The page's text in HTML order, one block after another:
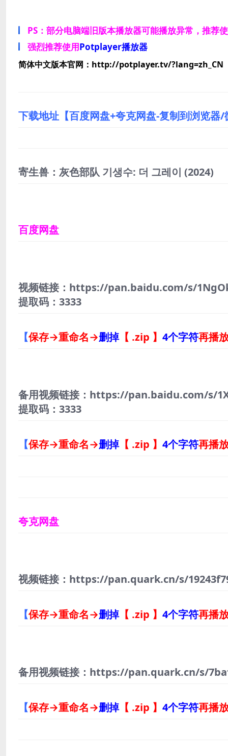
PS：部分电脑端旧版本播放器可能播放异常，推荐
强烈推荐使用Potplayer播放器
简体中文版本官网：http://potplayer.tv/?lang=zh_CN
下载地址【百度网盘+夸克网盘-复制到浏览器
寄生兽：灰色部队 기생수: 더 그레이 (2024)
百度网盘
视频链接：https://pan.baidu.com/s/
提取码：3333
【保存→重命名→删掉【 .zip 】 4个字符再播
备用视频链接：https://pan.baidu.com/s/
提取码：3333
【保存→重命名→删掉【 .zip 】 4个字符再播
夸克网盘
视频链接：https://pan.quark.cn/s/
【保存→重命名→删掉【 .zip 】 4个字符再播
备用视频链接：https://pan.quark.cn/s/
【保存→重命名→删掉【 .zip 】 4个字符再播